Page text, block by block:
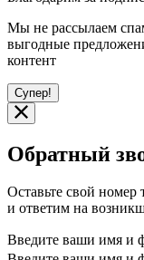
Мы не рассылаем
выгодные
контент
Супер!
Обратный
Оставьте свой
и ответим на
Введите ваши имя и